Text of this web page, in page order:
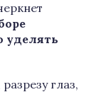
уделять
глаз,